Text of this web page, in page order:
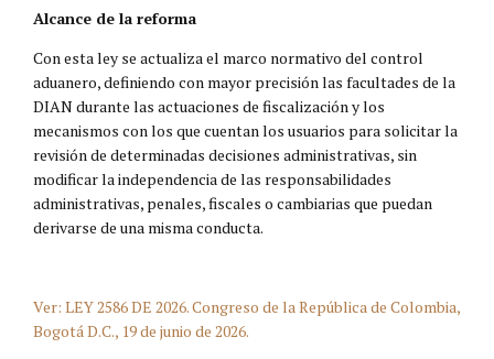
Alcance de la reforma
Con esta ley se actualiza el marco normativo del control
aduanero, definiendo con mayor precisión las facultades de la
DIAN durante las actuaciones de fiscalización y los
mecanismos con los que cuentan los usuarios para solicitar la
revisión de determinadas decisiones administrativas, sin
modificar la independencia de las responsabilidades
administrativas, penales, fiscales o cambiarias que puedan
derivarse de una misma conducta.
Ver: LEY 2586 DE 2026. Congreso de la República de Colombia,
Bogotá D.C., 19 de junio de 2026.